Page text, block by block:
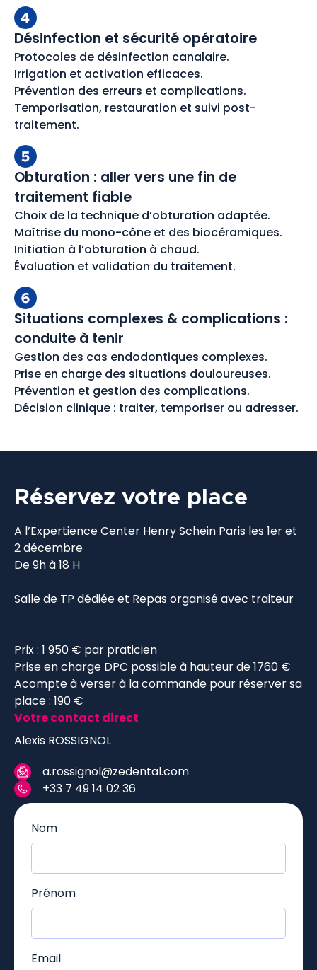
Désinfection et sécurité opératoire
Protocoles de désinfection canalaire.
Irrigation et activation efficaces.
Prévention des erreurs et complications.
Temporisation, restauration et suivi post-
traitement.
Obturation : aller vers une fin de
traitement fiable
Choix de la technique d’obturation adaptée.
Maîtrise du mono-cône et des biocéramiques.
Initiation à l’obturation à chaud.
Évaluation et validation du traitement.
Situations complexes & complications :
conduite à tenir
Gestion des cas endodontiques complexes.
Prise en charge des situations douloureuses.
Prévention et gestion des complications.
Décision clinique : traiter, temporiser ou adresser.
Réservez votre place
A l’Expertience Center Henry Schein Paris les 1er et
2 décembre
De 9h à 18 H
Salle de TP dédiée et Repas organisé avec traiteur
Prix : 1 950 € par praticien
Prise en charge DPC possible à hauteur de 1760 €
Acompte à verser à la commande pour réserver sa
place : 190 €
Votre contact direct
Alexis ROSSIGNOL
a.rossignol@zedental.com
+33 7 49 14 02 36
Nom
Prénom
Email